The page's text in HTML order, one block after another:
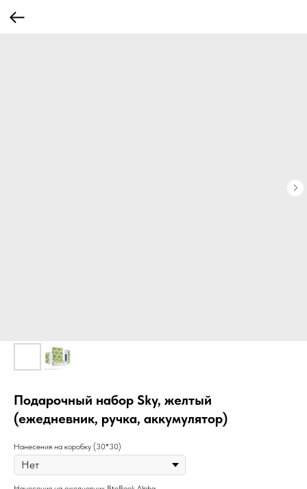
Подарочный набор Sky, желтый
(ежедневник, ручка, аккумулятор)
Нанесения на коробку (30*30)